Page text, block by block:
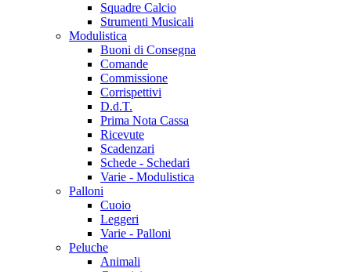
Squadre Calcio
Strumenti Musicali
Modulistica
Buoni di Consegna
Comande
Commissione
Corrispettivi
D.d.T.
Prima Nota Cassa
Ricevute
Scadenzari
Schede - Schedari
Varie - Modulistica
Palloni
Cuoio
Leggeri
Varie - Palloni
Peluche
Animali